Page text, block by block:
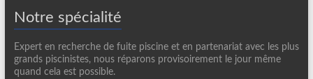
Notre spécialité
Expert en recherche de fuite piscine et en partenariat avec les plus
grands piscinistes, nous réparons provisoirement le jour même
quand cela est possible.